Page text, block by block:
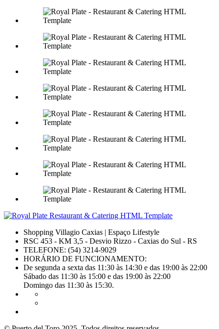
Shopping Villagio Caxias | Espaço Lifestyle
RSC 453 - KM 3,5 - Desvio Rizzo - Caxias do Sul - RS
TELEFONE: (54) 3214-9029
HORÁRIO DE FUNCIONAMENTO:
De segunda a sexta das 11:30 às 14:30 e das 19:00 às 22:00
Sábado das 11:30 às 15:00 e das 19:00 às 22:00
Domingo das 11:30 às 15:30.